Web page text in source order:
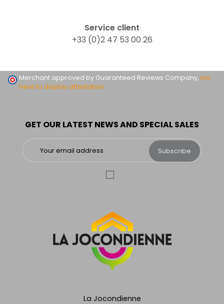
Service client
+33 (0)2 47 53 00 26
La Jocondienne
GET OUR LATEST NEWS AND SPECIAL SALES
Subscribe
Merchant approved by Guaranteed Reviews Company,clic
here to display attestation.